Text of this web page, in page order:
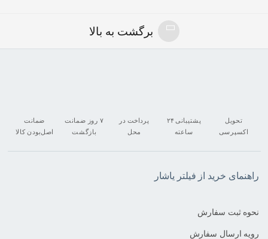
برگشت به بالا
تحویل
اکسپرسی
پشتیبانی ۲۴
ساعته
پرداخت در
محل
۷ روز ضمانت
بازگشت
ضمانت
اصل‌بودن کالا
راهنمای خرید از فیلتر یاشار
نحوه ثبت سفارش
رویه ارسال سفارش